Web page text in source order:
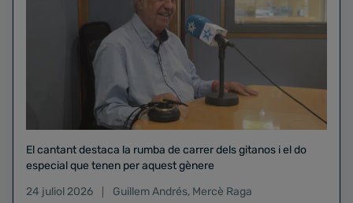
El cantant destaca la rumba de carrer dels gitanos i el do
especial que tenen per aquest gènere
24 juliol 2026
Guillem Andrés, Mercè Raga